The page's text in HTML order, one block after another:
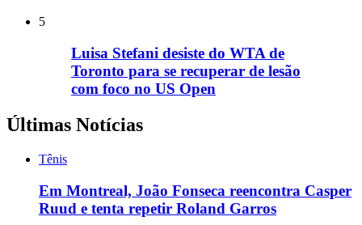
5
Luisa Stefani desiste do WTA de
Toronto para se recuperar de lesão
com foco no US Open
Últimas Notícias
Tênis
Em Montreal, João Fonseca reencontra Casper
Ruud e tenta repetir Roland Garros